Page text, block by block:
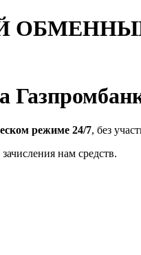
режиме 24/7, без
нам средств.